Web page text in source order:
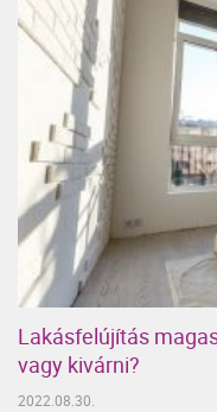
Lakásfelújítás
vagy kivárni?
2022.08.30.